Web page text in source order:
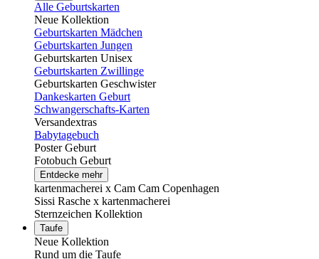
Alle Geburtskarten
Neue Kollektion
Geburtskarten Mädchen
Geburtskarten Jungen
Geburtskarten Unisex
Geburtskarten Zwillinge
Geburtskarten Geschwister
Dankeskarten Geburt
Schwangerschafts-Karten
Versandextras
Babytagebuch
Poster Geburt
Fotobuch Geburt
Entdecke mehr
kartenmacherei x Cam Cam Copenhagen
Sissi Rasche x kartenmacherei
Sternzeichen Kollektion
Taufe
Neue Kollektion
Rund um die Taufe